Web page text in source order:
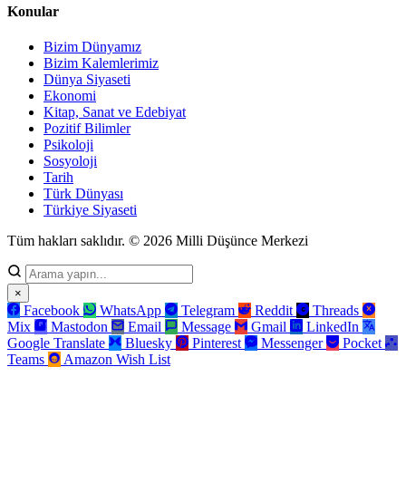
Konular
Bizim Dünyamız
Bizim Kalemlerimiz
Dünya Siyaseti
Ekonomi
Kitap, Sanat ve Edebiyat
Pozitif Bilimler
Psikoloji
Sosyoloji
Tarih
Türk Dünyası
Türkiye Siyaseti
Tüm hakları saklıdır. © 2026 Milli Düşünce Merkezi
×
Facebook WhatsApp Telegram Reddit
Threads
Mix
Mastodon Email Message Gmail
LinkedIn
Google Translate
Bluesky Pinterest Messenger
Pocket
Teams
Amazon Wish List